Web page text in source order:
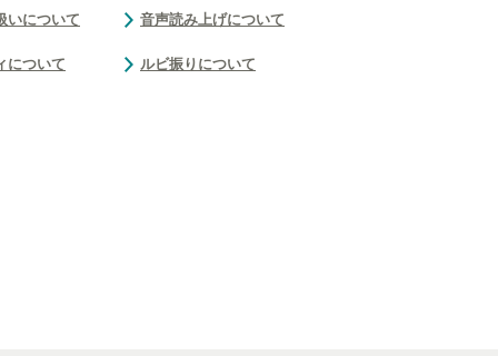
いについて
について
音声読み上げについて
ルビ振りについて